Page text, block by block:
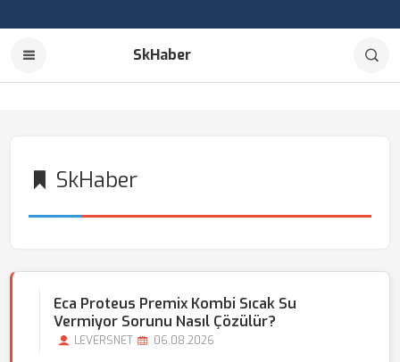
SkHaber
SkHaber
Eca Proteus Premix Kombi Sıcak Su
Vermiyor Sorunu Nasıl Çözülür?
LEVERSNET 06.08.2026